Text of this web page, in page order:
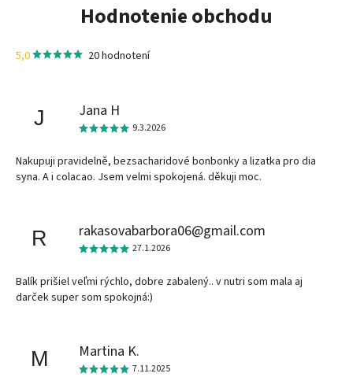
Hodnotenie obchodu
5,0 20 hodnotení
J Jana H
9.3.2026
Nakupuji pravidelně, bezsacharidové bonbonky a lizatka pro dia
syna. A i colacao. Jsem velmi spokojená. děkuji moc.
R rakasovabarbora06@gmail.com
27.1.2026
Balík prišiel veľmi rýchlo, dobre zabalený.. v nutri som mala aj
darček super som spokojná:)
M Martina K.
7.11.2025